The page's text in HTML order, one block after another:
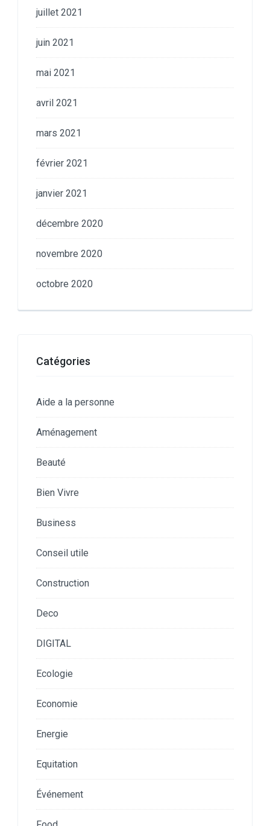
juillet 2021
juin 2021
mai 2021
avril 2021
mars 2021
février 2021
janvier 2021
décembre 2020
novembre 2020
octobre 2020
Catégories
Aide a la personne
Aménagement
Beauté
Bien Vivre
Business
Conseil utile
Construction
Deco
DIGITAL
Ecologie
Economie
Energie
Equitation
Événement